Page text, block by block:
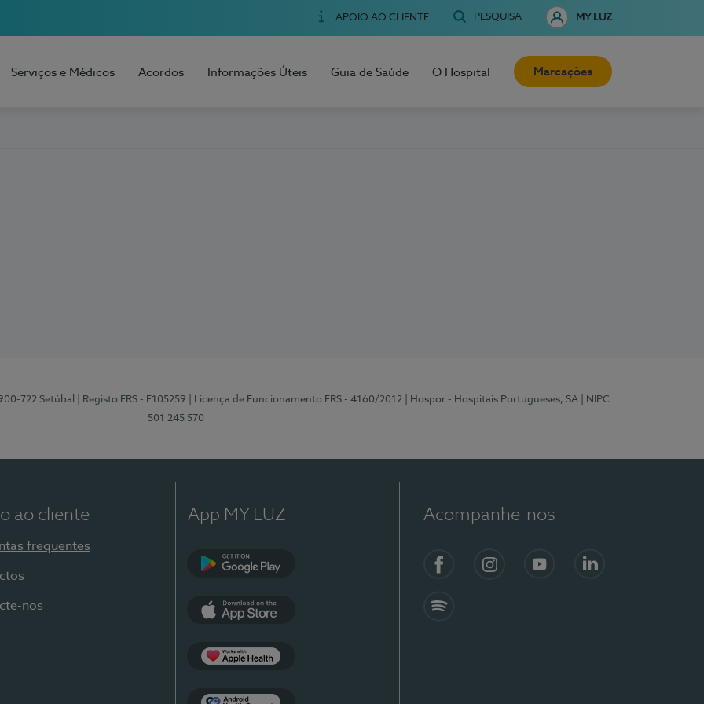
APOIO AO CLIENTE PESQUISA MY LUZ
Serviços e Médicos Acordos Informações Úteis Guia de Saúde O Hospital Marcações
722 Setúbal | Registo ERS - E105259 | Licença de Funcionamento ERS - 4160/2012 | Hospor - Hospitais Portugueses, SA
| NIPC
501 245 570
ao cliente
frequentes
nos
App MY LUZ Acompanhe-nos